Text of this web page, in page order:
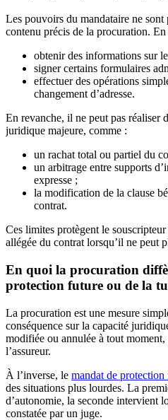
Les pouvoirs du mandataire ne
contenu précis de la procuration.
obtenir des informations sur
signer certains formulaires
effectuer des opérations
changement d’adresse.
En revanche, il ne peut pas réaliser
juridique majeure, comme :
un rachat total ou partiel du
un arbitrage entre supports
expresse ;
la modification de la clause
contrat.
Ces limites protègent le
allégée du contrat lorsqu’il ne peut
En quoi la procuration
protection future ou de la
La procuration est une mesure
conséquence sur la capacité
modifiée ou annulée à tout moment,
l’assureur.
À l’inverse, le mandat de protection
des situations plus lourdes. La
d’autonomie, la seconde intervient
constatée par un juge.